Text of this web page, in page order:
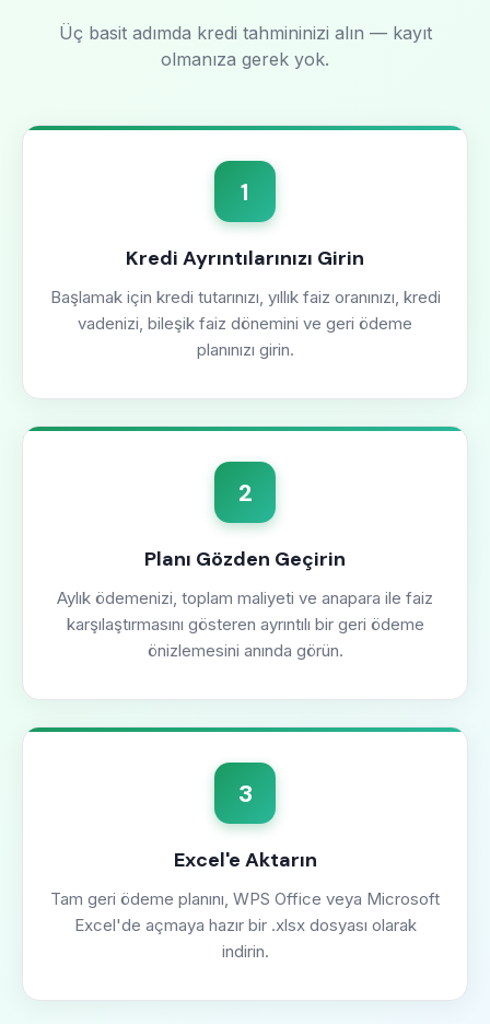
Üç basit adımda kredi tahmininizi alın — kayıt
olmanıza gerek yok.
1
Kredi Ayrıntılarınızı Girin
Başlamak için kredi tutarınızı, yıllık faiz oranınızı, kredi
vadenizi, bileşik faiz dönemini ve geri ödeme
planınızı girin.
2
Planı Gözden Geçirin
Aylık ödemenizi, toplam maliyeti ve anapara ile faiz
karşılaştırmasını gösteren ayrıntılı bir geri ödeme
önizlemesini anında görün.
3
Excel'e Aktarın
Tam geri ödeme planını, WPS Office veya Microsoft
Excel'de açmaya hazır bir .xlsx dosyası olarak
indirin.